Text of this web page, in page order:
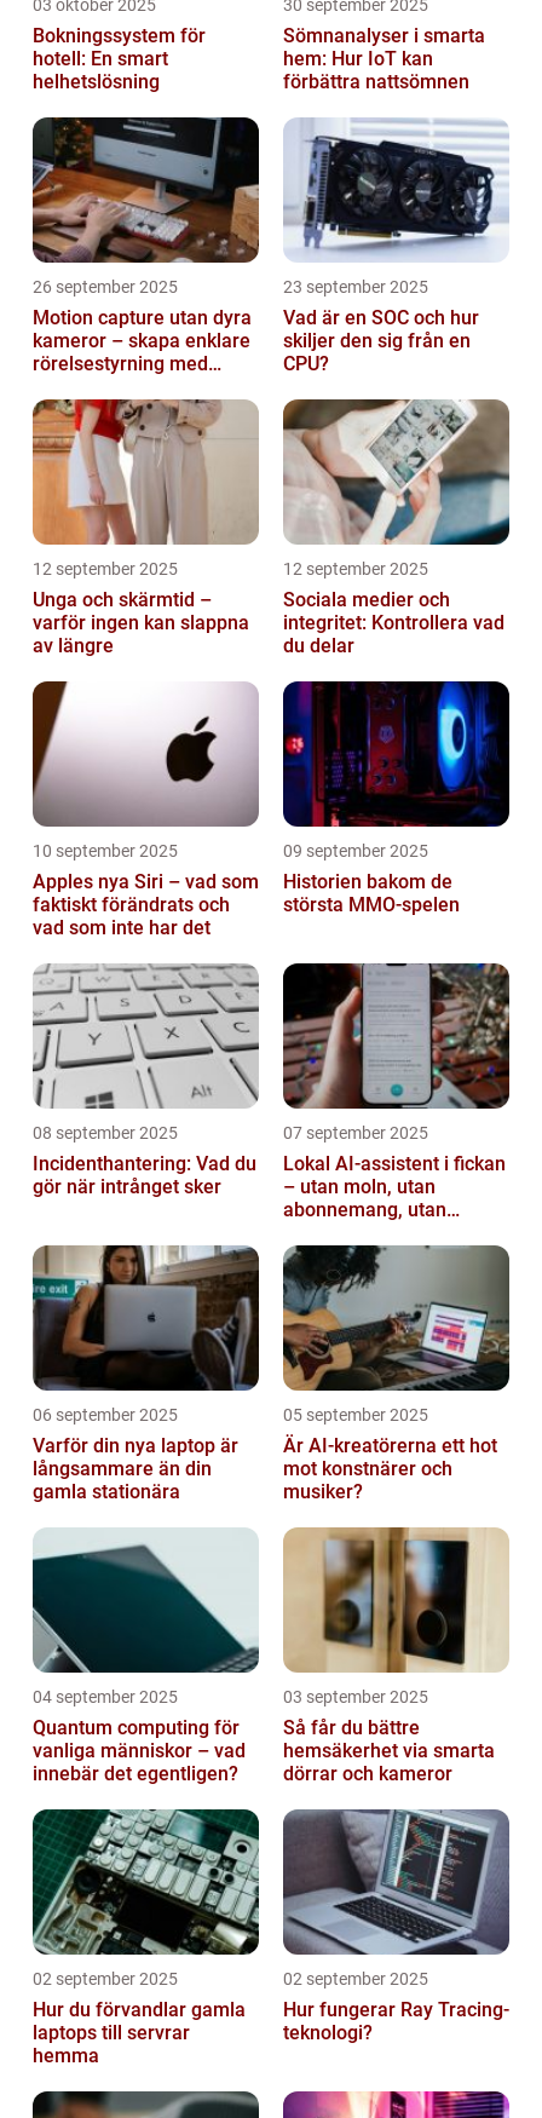
03 oktober 2025
Bokningssystem för
hotell: En smart
helhetslösning
30 september 2025
Sömnanalyser i smarta
hem: Hur IoT kan
förbättra nattsömnen
26 september 2025
Motion capture utan dyra
kameror – skapa enklare
rörelsestyrning med
23 september 2025
Vad är en SOC och hur
skiljer den sig från en
CPU?
12 september 2025
Unga och skärmtid –
varför ingen kan slappna
av längre
12 september 2025
Sociala medier och
integritet: Kontrollera vad
du delar
10 september 2025
Apples nya Siri – vad som
faktiskt förändrats och
vad som inte har det
09 september 2025
Historien bakom de
största MMO-spelen
08 september 2025
Incidenthantering: Vad du
gör när intrånget sker
07 september 2025
Lokal AI-assistent i fickan
– utan moln, utan
abonnemang, utan
06 september 2025
Varför din nya laptop är
långsammare än din
gamla stationära
05 september 2025
Är AI-kreatörerna ett hot
mot konstnärer och
musiker?
04 september 2025
Quantum computing för
vanliga människor – vad
innebär det egentligen?
03 september 2025
Så får du bättre
hemsäkerhet via smarta
dörrar och kameror
02 september 2025
Hur du förvandlar gamla
laptops till servrar
hemma
02 september 2025
Hur fungerar Ray Tracing-
teknologi?